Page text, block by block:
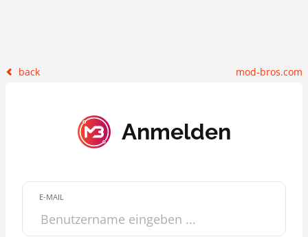
back mod-bros.com
Anmelden
E-MAIL